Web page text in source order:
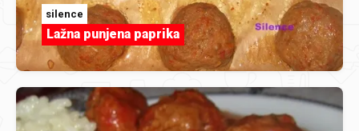
silence
Lažna punjena paprika